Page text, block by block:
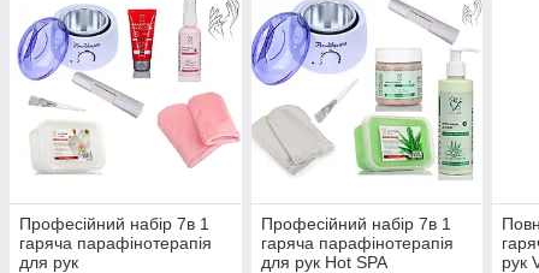
Професійний набір 7в 1
гаряча парафінотерапія
для рук
Професійний набір 7в 1
гаряча парафінотерапія
для рук Hot SPA
рук